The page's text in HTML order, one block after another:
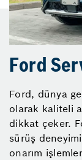
Ford
Ford, dünya
olarak kaliteli
dikkat çeker.
sürüş
onarım